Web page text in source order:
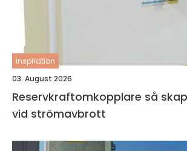
inspiration
03. August 2026
Reservkraftomkopplare så skapas trygg el
vid strömavbrott